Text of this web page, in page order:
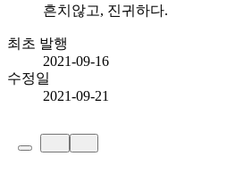
흔치않고, 진귀하다.
최초 발행
2021-09-16
수정일
2021-09-21